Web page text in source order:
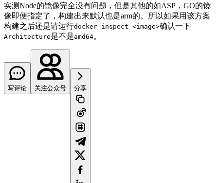
实测Node的镜像完全没有问题，但是其他的如ASP，GO的镜
像即便指定了，构建出来默认也是arm的。所以如果用该方案
构建之后还是请运行docker inspect <image>确认一下
Architecture是不是amd64。
写评论 关注公众号 分享